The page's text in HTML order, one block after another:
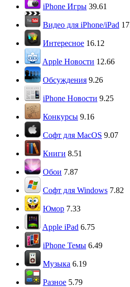
iPhone Игры 39.61
Видео для iPhone/iPad
Интересное 16.12
Apple Новости 12.66
Обсуждения 9.26
iPhone Новости 9.25
Конкурсы 9.16
Софт для MacOS 9.07
Книги 8.51
Обои 7.87
Софт для Windows 7.82
Юмор 7.33
Apple iPad 6.75
iPhone Темы 6.49
Музыка 6.19
Разное 5.79